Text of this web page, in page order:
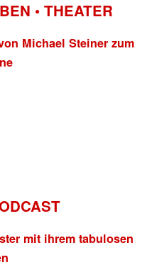
• THEATER
Michael Steiner zum
mit ihrem tabulosen